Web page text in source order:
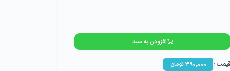
افزودن به سبد
:
390,000تومان